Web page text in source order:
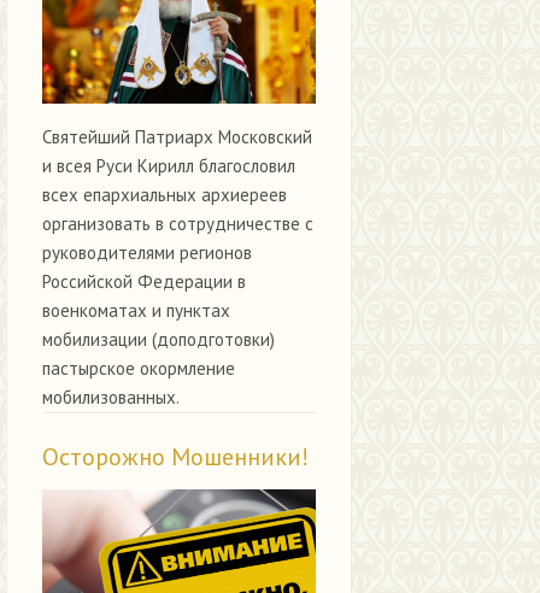
Святейший Патриарх Московский
и всея Руси Кирилл благословил
всех епархиальных архиереев
организовать в сотрудничестве с
руководителями регионов
Российской Федерации в
военкоматах и пунктах
мобилизации (доподготовки)
пастырское окормление
мобилизованных.
Осторожно Мошенники!